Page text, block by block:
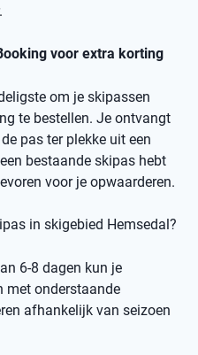
voor extra korting
om je skipassen
te bestellen. Je ontvangt
pas ter plekke uit een
bestaande skipas hebt
voor je opwaarderen.
in skigebied Hemsedal ?
6-8 dagen kun je
met onderstaande
afhankelijk van seizoen